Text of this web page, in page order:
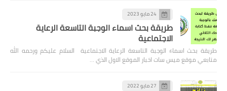
24 مايو 2023
طريقة بحث اسماء الوجبة التاسعة الرعاية
الاجتماعية
طريقة بحث اسماء الوجبة التاسعة الرعاية الاجتماعية السلام عليكم ورحمه الله
متابعي موقع ميس سات اخبار الموقع الاول الذي …
27 مايو 2022